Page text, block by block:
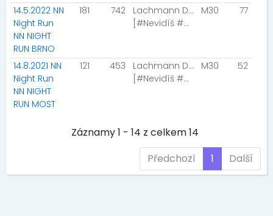
14.5.2022 NN
Night Run
NN NIGHT
RUN BRNO
181 742
Lachmann Daniel
[#Nevidíš #uslyšíš]
M30 77
14.8.2021 NN
Night Run
NN NIGHT
RUN MOST
121 453
Lachmann Daniel
[#Nevidíš #uslyšíš]
M30 52
Záznamy 1 - 14 z celkem 14
Předchozí
1 Další